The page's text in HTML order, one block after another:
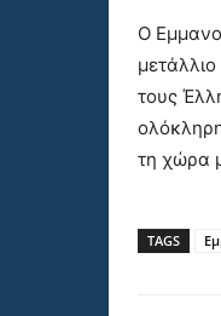
Ο
τους
τη χώρα
TAGS